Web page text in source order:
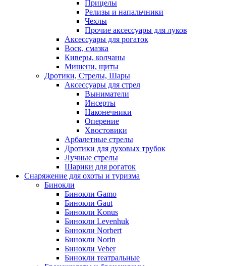
Прицелы
Релизы и напальчники
Чехлы
Прочие аксессуары для луков
Аксессуары для рогаток
Воск, смазка
Киверы, колчаны
Мишени, щиты
Дротики, Стрелы, Шары
Аксессуары для стрел
Выниматели
Инсерты
Наконечники
Оперение
Хвостовики
Арбалетные стрелы
Дротики для духовых трубок
Лучные стрелы
Шарики для рогаток
Снаряжение для охоты и туризма
Бинокли
Бинокли Gamo
Бинокли Gaut
Бинокли Konus
Бинокли Levenhuk
Бинокли Norbert
Бинокли Norin
Бинокли Veber
Бинокли театральные